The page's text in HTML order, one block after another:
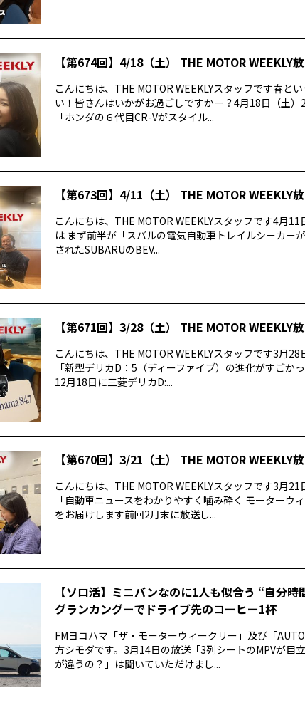
【第674回】4/18（土） THE MOTOR WEEKLY
こんにちは、THE MOTOR WEEKLYスタッフです春と
い！皆さんはいかがお過ごしですかー？4月18日（土
「ホンダの６代目CR-Vがスタイル...
【第673回】4/11（土） THE MOTOR WEEKLY
こんにちは、THE MOTOR WEEKLYスタッフです4月
は まず前半が「スバルの電気自動車トレイルシーカー
されたSUBARUのBEV...
【第671回】3/28（土） THE MOTOR WEEKLY
こんにちは、THE MOTOR WEEKLYスタッフです3月
「新型デリカD：5（ディーファイブ）の進化がすごか
12月18日に三菱デリカD:...
【第670回】3/21（土） THE MOTOR WEEKLY
こんにちは、THE MOTOR WEEKLYスタッフです3月
「自動車ニュースをわかりやすく噛み砕く モーターウ
をお届けします前回2月末に放送し...
【ソロ活】ミニバンなのに1人も似合う “自分時
グランカングーでドライブ先のコーヒー1杯
FMヨコハマ「ザ・モーターウィークリー」及び「
方シモダです。3月14日の放送「3列シートのMPVが目
が違うの？」は聞いていただけまし...